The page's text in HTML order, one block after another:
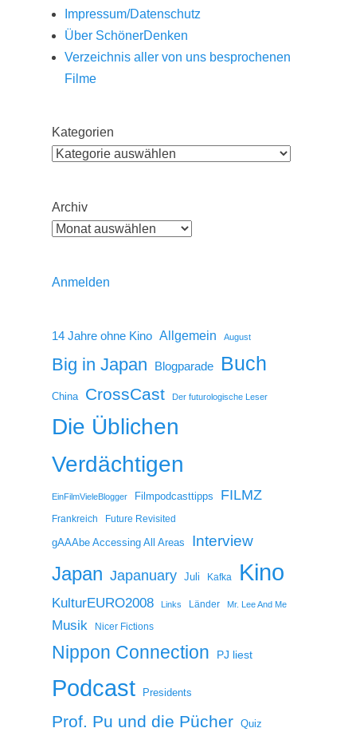
Impressum/Datenschutz
Über SchönerDenken
Verzeichnis aller von uns besprochenen
Filme
Kategorien
Archiv
Anmelden
14 Jahre ohne Kino Allgemein August
Big in Japan Blogparade Buch
China CrossCast Der futurologische Leser
Die Üblichen
Verdächtigen
EinFilmVieleBlogger Filmpodcasttipps FILMZ
Frankreich Future Revisited
gAAAbe Accessing All Areas Interview
Japan Japanuary Juli Kafka Kino
KulturEURO2008 Links Länder Mr. Lee And Me
Musik Nicer Fictions
Nippon Connection PJ liest
Podcast Presidents
Prof. Pu und die Pücher Quiz